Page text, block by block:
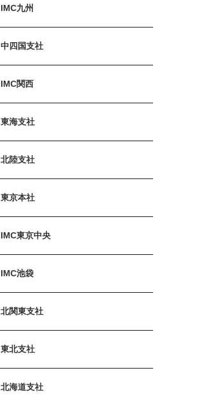
IMC九州
中四国支社
IMC関西
東海支社
北陸支社
東京本社
IMC東京中央
IMC池袋
北関東支社
東北支社
北海道支社